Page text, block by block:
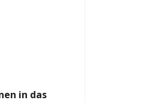
in das